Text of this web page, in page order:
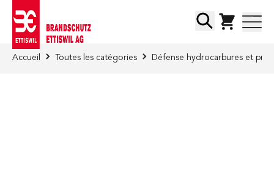
Chercher
Accueil Toutes les catégories Défense hydrocarbures et